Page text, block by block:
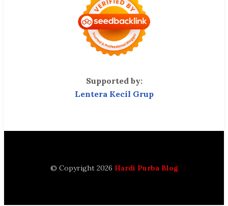
Supported by:
Lentera Kecil Grup
© Copyright 2026 Hardi Purba Blog